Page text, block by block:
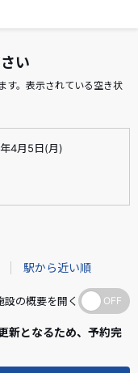
い
す。表示されている空き状
4月5日(月)
新となるため、予約完
駅から近い順
設の概要を開く